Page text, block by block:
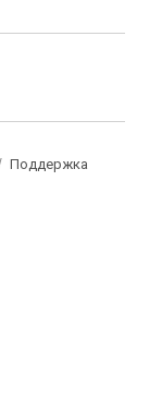
Поддержка